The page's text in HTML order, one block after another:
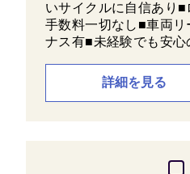
いサイクルに自信あり
手数料一切なし■車両
ナス有■未経験でも安
詳細を見る